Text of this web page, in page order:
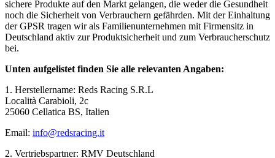
sichere Produkte auf den Markt gelangen, die weder die Gesundheit
noch die Sicherheit von Verbrauchern gefährden. Mit der Einhaltung
der GPSR tragen wir als Familienunternehmen mit Firmensitz in
Deutschland aktiv zur Produktsicherheit und zum Verbraucherschutz
bei.
Unten aufgelistet finden Sie alle relevanten Angaben:
1. Herstellername: Reds Racing S.R.L
Località Carabioli, 2c
25060 Cellatica BS, Italien
Email: info@redsracing.it
2. Vertriebspartner: RMV Deutschland